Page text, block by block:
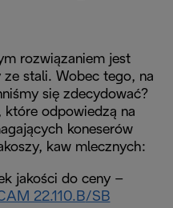
rozwiązaniem jest
ze stali. Wobec tego, na
się zdecydować?
które odpowiedzą na
koneserów
kaw mlecznych:
jakości do ceny –
22.110.B/SB